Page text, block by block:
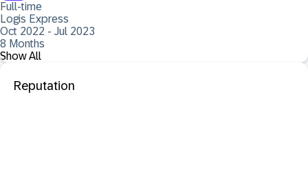
Full-time
Logis Express
Oct 2022 - Jul 2023
8 Months
Show All
Reputation